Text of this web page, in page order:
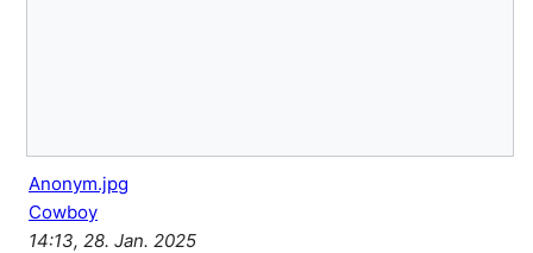
Anonym.jpg
Cowboy
14:13, 28. Jan. 2025